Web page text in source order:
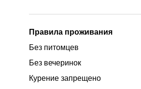
Правила проживания
Без питомцев
Без вечеринок
Курение запрещено